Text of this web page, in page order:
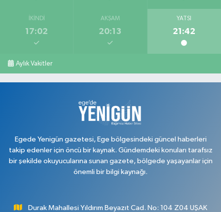
İKINDI
17:02
AKŞAM
20:13
YATSI
21:42
Aylık Vakitler
Egede Yenigün gazetesi, Ege bölgesindeki güncel haberleri
takip edenler için öncü bir kaynak. Gündemdeki konuları tarafsız
bir şekilde okuyucularına sunan gazete, bölgede yaşayanlar için
önemli bir bilgi kaynağı.
Durak Mahallesi Yıldırım Beyazıt Cad. No: 104 Z04 UŞAK